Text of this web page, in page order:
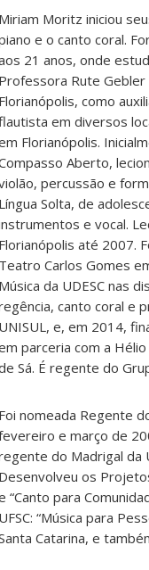
Miriam Moritz iniciou
e o canto coral.
21 anos, onde
Professora Rute Gebler
Florianópolis, como
em diversos
Florianópolis.
Aberto,
percussão e
Língua Solta, de
e vocal.
Florianópolis até 2007.
Teatro Carlos Gomes
Música da UDESC nas
canto coral e
UNISUL, e, em 2014,
parceria com a
Sá. É regente do
Foi nomeada Regente
e março de
do Madrigal da
Desenvolveu os
“Canto para
UFSC: “Música para
Catarina, e